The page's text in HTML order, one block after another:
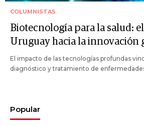
COLUMNISTAS
Biotecnología para la salud:
Uruguay hacia la innovación
El impacto de las tecnologías profundas
diagnóstico y tratamiento de
Popular